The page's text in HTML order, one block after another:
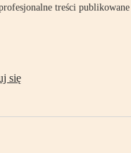
treści publikowane
się